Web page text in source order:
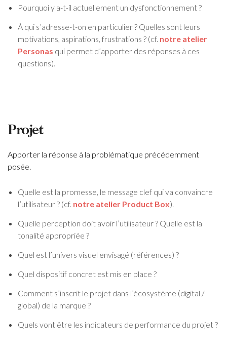
Pourquoi y a-t-il actuellement un dysfonctionnement ?
À qui s’adresse-t-on en particulier ? Quelles sont leurs
motivations, aspirations, frustrations ? (cf. notre atelier
Personas qui permet d’apporter des réponses à ces
questions).
Projet
Apporter la réponse à la problématique précédemment
posée.
Quelle est la promesse, le message clef qui va convaincre
l’utilisateur ? (cf. notre atelier Product Box).
Quelle perception doit avoir l’utilisateur ? Quelle est la
tonalité appropriée ?
Quel est l’univers visuel envisagé (références) ?
Quel dispositif concret est mis en place ?
Comment s’inscrit le projet dans l’écosystème (digital /
global) de la marque ?
Quels vont être les indicateurs de performance du projet ?